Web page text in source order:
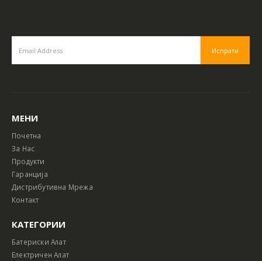
МЕНИ
Почетна
За Нас
Продукти
Гаранција
Дистрибутивна Мрежа
Контакт
КАТЕГОРИИ
Батериски Алат
Електричен Алат